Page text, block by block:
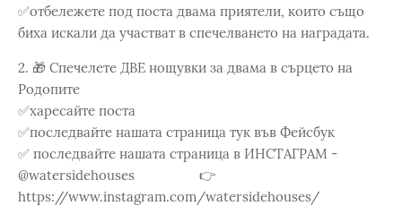
✅отбележете под поста двама приятели, които също
биха искали да участват в спечелването на наградата.
2. 🎁 Спечелете ДВЕ нощувки за двама в сърцето на
Родопите
✅харесайте поста
✅последвайте нашата страница тук във Фейсбук
✅ последвайте нашата страница в ИНСТАГРАМ -
@watersidehouses 👉
https://www.instagram.com/watersidehouses/